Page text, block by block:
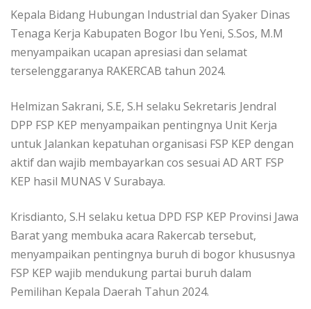
Kepala Bidang Hubungan Industrial dan Syaker Dinas
Tenaga Kerja Kabupaten Bogor Ibu Yeni, S.Sos, M.M
menyampaikan ucapan apresiasi dan selamat
terselenggaranya RAKERCAB tahun 2024.
Helmizan Sakrani, S.E, S.H selaku Sekretaris Jendral
DPP FSP KEP menyampaikan pentingnya Unit Kerja
untuk Jalankan kepatuhan organisasi FSP KEP dengan
aktif dan wajib membayarkan cos sesuai AD ART FSP
KEP hasil MUNAS V Surabaya.
Krisdianto, S.H selaku ketua DPD FSP KEP Provinsi Jawa
Barat yang membuka acara Rakercab tersebut,
menyampaikan pentingnya buruh di bogor khususnya
FSP KEP wajib mendukung partai buruh dalam
Pemilihan Kepala Daerah Tahun 2024.